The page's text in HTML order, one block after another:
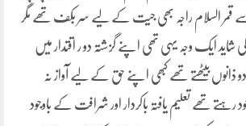
قمر السلام راجہ بھی جیت کے لیے سر بکف تھے مگر
شاید ایک وجہ یہی تھی اپنے گزشتہ دو ر اقتدار میں
ذانوں بیٹھتے تھے کبھی اپنے حق کے لیے آواز نہ
رہتے تھے تعلیم یافتہ باکردار اور شرافت کے باوجود